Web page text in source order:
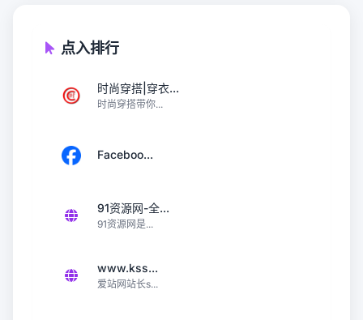
点入排行
时尚穿搭|穿衣...
时尚穿搭带你...
Faceboo...
91资源网-全...
91资源网是...
www.kss...
爱站网站长s...